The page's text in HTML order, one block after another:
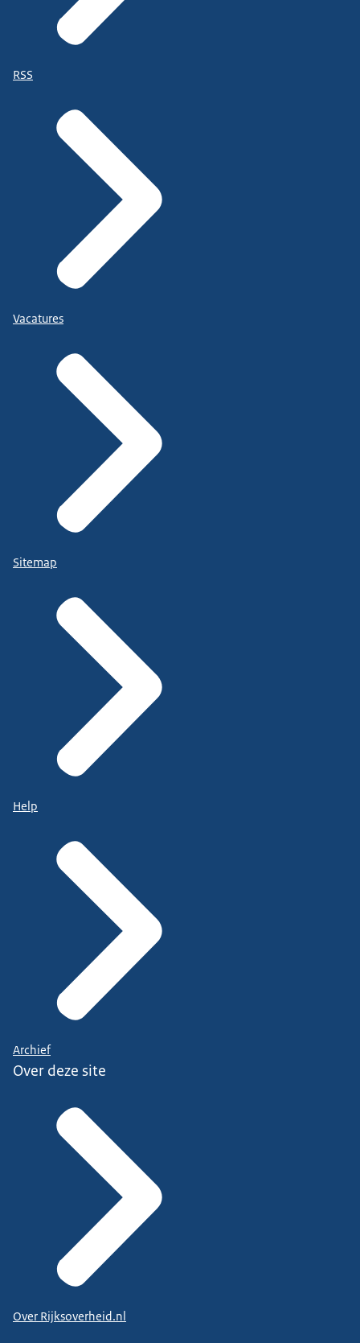
RSS
Vacatures
Sitemap
Help
Archief
Over deze site
Over Rijksoverheid.nl